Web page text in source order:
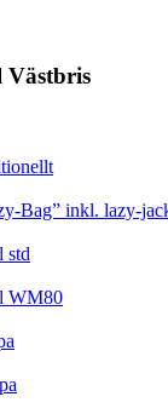
Bag” inkl. lazy-
std
WM80